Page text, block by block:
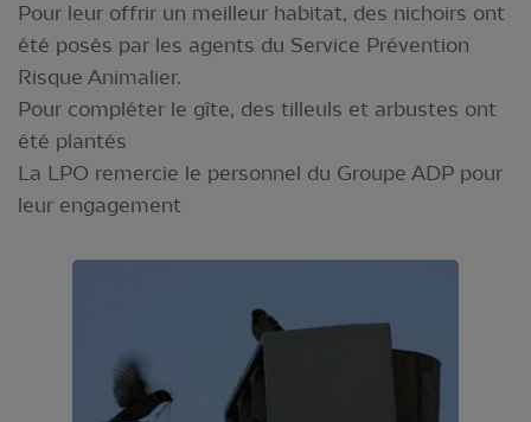
Pour leur offrir un meilleur habitat, des nichoirs ont
été posés par les agents du Service Prévention
Risque Animalier.
Pour compléter le gîte, des tilleuls et arbustes ont
été plantés
La LPO remercie le personnel du Groupe ADP pour
leur engagement